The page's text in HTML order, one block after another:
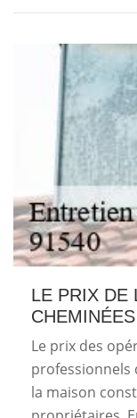
LE PRIX DE
Le prix des
professionnels
la maison